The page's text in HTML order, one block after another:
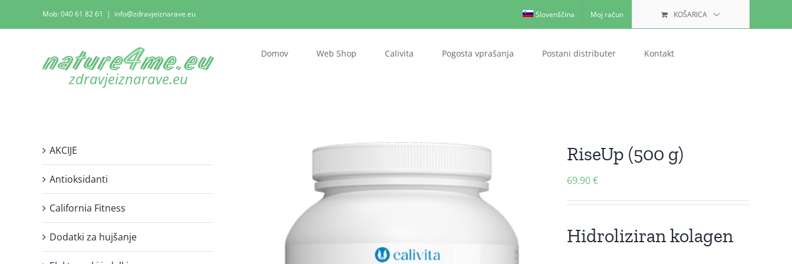
Mob: 040 61 82 61 | info@zdravjeiznarave.eu Slovenščina Moj račun KOŠARICA
Domov Web Shop Calivita Pogosta vprašanja Postani distributer Kontakt
RiseUp (500 g)
69.90€
Hidroliziran kolagen
AKCIJE
Antioksidanti
California Fitness
Dodatki za hujšanje